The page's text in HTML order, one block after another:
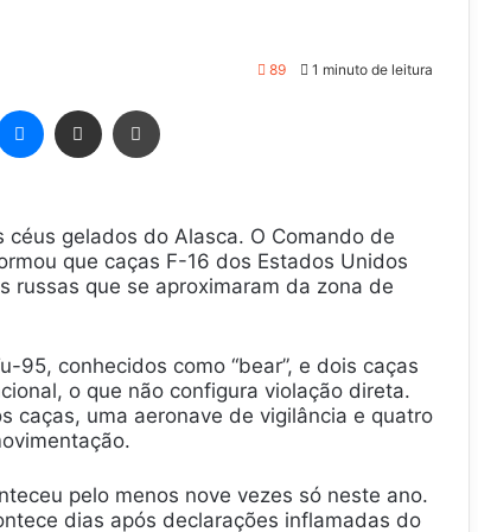
89 1 minuto de leitura
gelados do Alasca. O Comando de
que caças F-16 dos Estados Unidos
russas que se aproximaram da zona de
conhecidos como “bear”, e dois caças
o que não configura violação direta.
caças, uma aeronave de vigilância e quatro
pelo menos nove vezes só neste ano.
dias após declarações inflamadas do